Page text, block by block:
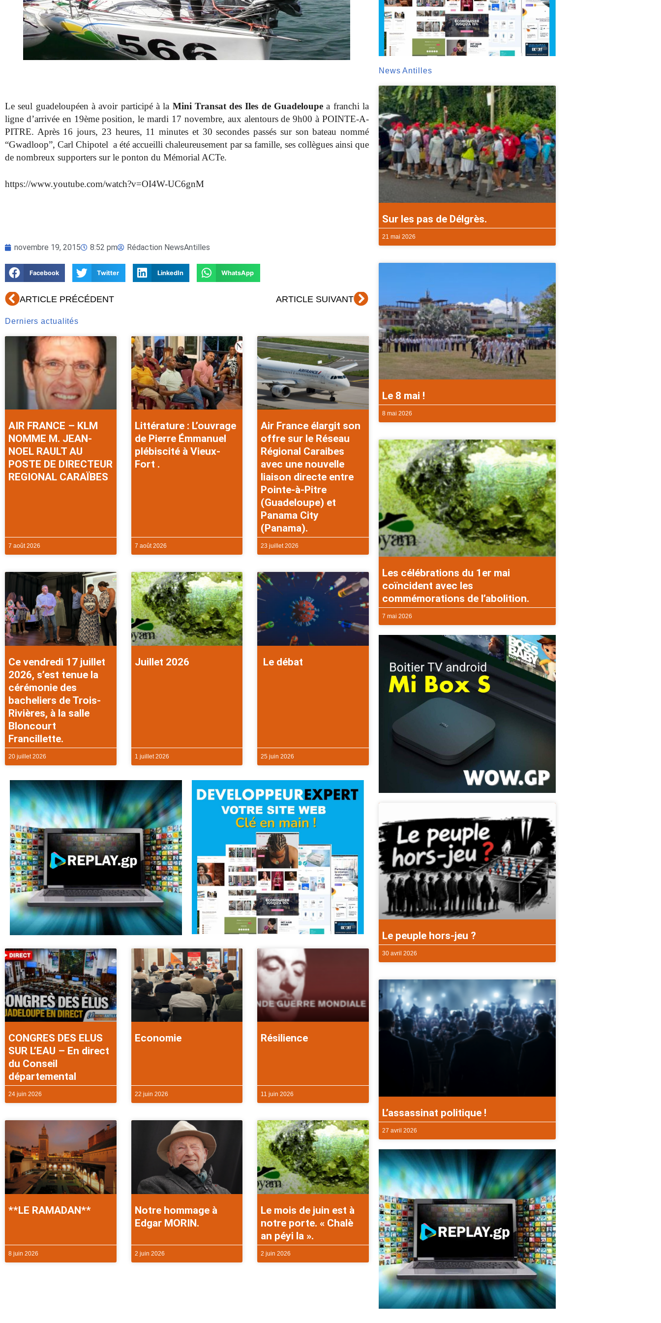
Le seul guadeloupéen à avoir participé à la Mini Transat des Iles de Guadeloupe a franchi la
ligne d’arrivée en 19ème position, le mardi 17 novembre, aux alentours de 9h00 à POINTE-A-
PITRE. Après 16 jours, 23 heures, 11 minutes et 30 secondes passés sur son bateau nommé
“Gwadloop”, Carl Chipotel a été accueilli chaleureusement par sa famille, ses collègues ainsi que
de nombreux supporters sur le ponton du Mémorial ACTe.
https://www.youtube.com/watch?v=OI4W-UC6gnM
novembre 19, 2015 8:52 pm Rédaction NewsAntilles
Facebook Twitter LinkedIn WhatsApp
Précédent
ARTICLE PRÉCÉDENT ARTICLE SUIVANTSuivant
Derniers actualités
AIR FRANCE – KLM
NOMME M. JEAN-
NOEL RAULT AU
POSTE DE DIRECTEUR
REGIONAL CARAÏBES
7 août 2026
Littérature : L’ouvrage
de Pierre Émmanuel
plébiscité à Vieux-
Fort .
7 août 2026
Air France élargit son
offre sur le Réseau
Régional Caraibes
avec une nouvelle
liaison directe entre
Pointe-à-Pitre
(Guadeloupe) et
Panama City
(Panama).
23 juillet 2026
Ce vendredi 17 juillet
2026, s’est tenue la
cérémonie des
bacheliers de Trois-
Rivières, à la salle
Bloncourt
Francillette.
20 juillet 2026
Juillet 2026
1 juillet 2026
Le débat
25 juin 2026
CONGRES DES ELUS
SUR L’EAU – En direct
du Conseil
départemental
24 juin 2026
Economie
22 juin 2026
Résilience
11 juin 2026
**LE RAMADAN**
8 juin 2026
Notre hommage à
Edgar MORIN.
2 juin 2026
Le mois de juin est à
notre porte. « Chalè
an péyi la ».
2 juin 2026
News Antilles
Sur les pas de Délgrès.
21 mai 2026
Le 8 mai !
8 mai 2026
Les célébrations du 1er mai
coïncident avec les
commémorations de l’abolition.
7 mai 2026
Le peuple hors-jeu ?
30 avril 2026
L’assassinat politique !
27 avril 2026